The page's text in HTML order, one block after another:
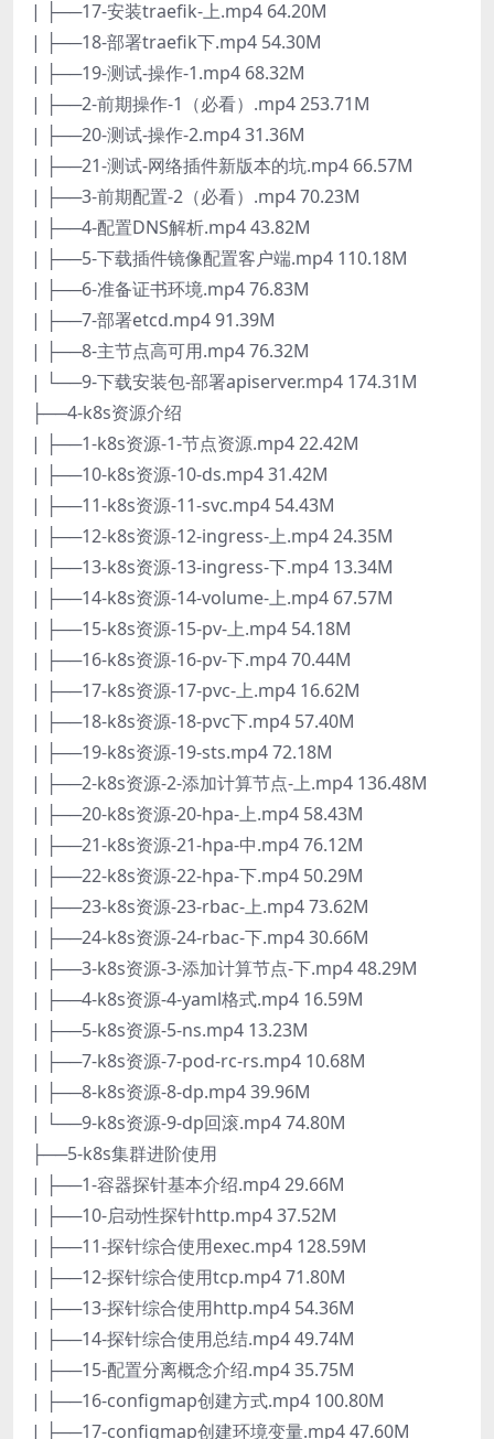
| ├──17-安装traefik-上.mp4 64.20M
| ├──18-部署traefik下.mp4 54.30M
| ├──19-测试-操作-1.mp4 68.32M
| ├──2-前期操作-1（必看）.mp4 253.71M
| ├──20-测试-操作-2.mp4 31.36M
| ├──21-测试-网络插件新版本的坑.mp4 66.57M
| ├──3-前期配置-2（必看）.mp4 70.23M
| ├──4-配置DNS解析.mp4 43.82M
| ├──5-下载插件镜像配置客户端.mp4 110.18M
| ├──6-准备证书环境.mp4 76.83M
| ├──7-部署etcd.mp4 91.39M
| ├──8-主节点高可用.mp4 76.32M
| └──9-下载安装包-部署apiserver.mp4 174.31M
├──4-k8s资源介绍
| ├──1-k8s资源-1-节点资源.mp4 22.42M
| ├──10-k8s资源-10-ds.mp4 31.42M
| ├──11-k8s资源-11-svc.mp4 54.43M
| ├──12-k8s资源-12-ingress-上.mp4 24.35M
| ├──13-k8s资源-13-ingress-下.mp4 13.34M
| ├──14-k8s资源-14-volume-上.mp4 67.57M
| ├──15-k8s资源-15-pv-上.mp4 54.18M
| ├──16-k8s资源-16-pv-下.mp4 70.44M
| ├──17-k8s资源-17-pvc-上.mp4 16.62M
| ├──18-k8s资源-18-pvc下.mp4 57.40M
| ├──19-k8s资源-19-sts.mp4 72.18M
| ├──2-k8s资源-2-添加计算节点-上.mp4 136.48M
| ├──20-k8s资源-20-hpa-上.mp4 58.43M
| ├──21-k8s资源-21-hpa-中.mp4 76.12M
| ├──22-k8s资源-22-hpa-下.mp4 50.29M
| ├──23-k8s资源-23-rbac-上.mp4 73.62M
| ├──24-k8s资源-24-rbac-下.mp4 30.66M
| ├──3-k8s资源-3-添加计算节点-下.mp4 48.29M
| ├──4-k8s资源-4-yaml格式.mp4 16.59M
| ├──5-k8s资源-5-ns.mp4 13.23M
| ├──7-k8s资源-7-pod-rc-rs.mp4 10.68M
| ├──8-k8s资源-8-dp.mp4 39.96M
| └──9-k8s资源-9-dp回滚.mp4 74.80M
├──5-k8s集群进阶使用
| ├──1-容器探针基本介绍.mp4 29.66M
| ├──10-启动性探针http.mp4 37.52M
| ├──11-探针综合使用exec.mp4 128.59M
| ├──12-探针综合使用tcp.mp4 71.80M
| ├──13-探针综合使用http.mp4 54.36M
| ├──14-探针综合使用总结.mp4 49.74M
| ├──15-配置分离概念介绍.mp4 35.75M
| ├──16-configmap创建方式.mp4 100.80M
| ├──17-configmap创建环境变量.mp4 47.60M